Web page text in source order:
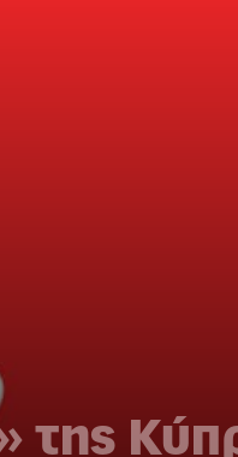
της